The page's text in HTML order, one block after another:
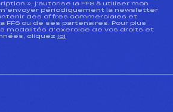
», j’autorise la FFS à utiliser mon
périodiquement la newsletter
des offres commerciales et
FFS ou de ses partenaires. Pour plus
modalités d’exercice de vos droits et
cliquez ici